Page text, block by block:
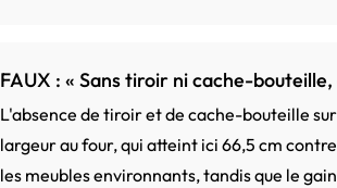
FAUX : « Sans tiroir ni cache-
L'absence de tiroir et de cache-bouteille
largeur au four, qui atteint ici 66,5 cm
les meubles environnants, tandis que le